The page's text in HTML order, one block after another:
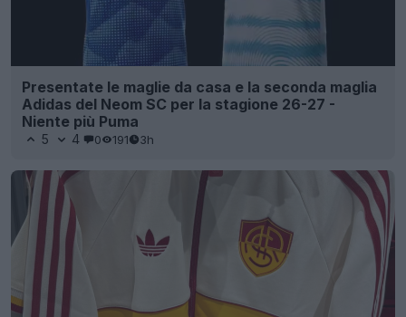
Presentate le maglie da casa e la seconda maglia
Adidas del Neom SC per la stagione 26-27 -
Niente più Puma
5 4 0 191 3h